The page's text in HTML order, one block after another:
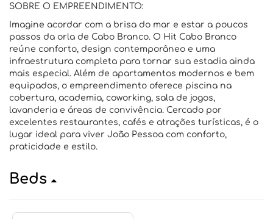
SOBRE O EMPREENDIMENTO:
Imagine acordar com a brisa do mar e estar a poucos
passos da orla de Cabo Branco. O Hit Cabo Branco
reúne conforto, design contemporâneo e uma
infraestrutura completa para tornar sua estadia ainda
mais especial. Além de apartamentos modernos e bem
equipados, o empreendimento oferece piscina na
cobertura, academia, coworking, sala de jogos,
lavanderia e áreas de convivência. Cercado por
excelentes restaurantes, cafés e atrações turísticas, é o
lugar ideal para viver João Pessoa com conforto,
praticidade e estilo.
Beds